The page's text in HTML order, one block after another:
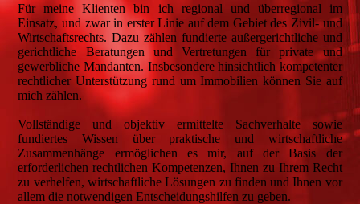
Für meine Klienten bin ich regional und überregional im
Einsatz, und zwar in erster Linie auf dem Gebiet des Zivil- und
Wirtschaftsrechts. Dazu zählen fundierte außergerichtliche und
gerichtliche Beratungen und Vertretungen für private und
gewerbliche Mandanten. Insbesondere hinsichtlich kompetenter
rechtlicher Unterstützung rund um Immobilien können Sie auf
mich zählen.
Vollständige und objektiv ermittelte Sachverhalte sowie
fundiertes Wissen über praktische und wirtschaftliche
Zusammenhänge ermöglichen es mir, auf der Basis der
erforderlichen rechtlichen Kompetenzen, Ihnen zu Ihrem Recht
zu verhelfen, wirtschaftliche Lösungen zu finden und Ihnen vor
allem die notwendigen Entscheidungshilfen zu geben.